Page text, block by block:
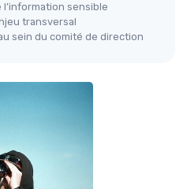
sensible
transversal
sein du comité de direction